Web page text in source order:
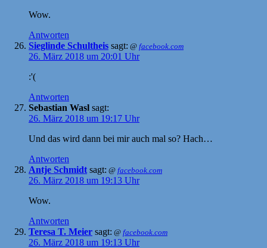
Wow.
Antworten
Sieglinde Schultheis sagt: @ facebook.com
26. März 2018 um 20:01 Uhr
:'(
Antworten
Sebastian Wasl sagt:
26. März 2018 um 19:17 Uhr
Und das wird dann bei mir auch mal so? Hach…
Antworten
Antje Schmidt sagt: @ facebook.com
26. März 2018 um 19:13 Uhr
Wow.
Antworten
Teresa T. Meier sagt: @ facebook.com
26. März 2018 um 19:13 Uhr